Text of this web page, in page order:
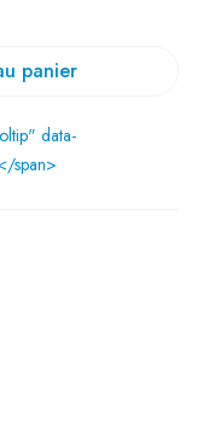
panier
data-
span>